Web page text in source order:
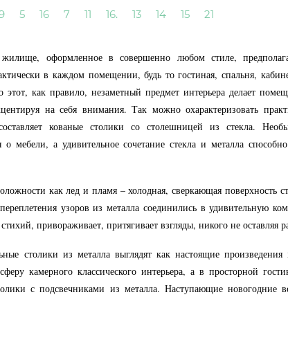
5 16 7 11 16. 13 14 15 21
оформленное в совершенно любом стиле,
в каждом помещении, будь то гостиная, спальня,
этот, как правило, незаметный предмет интерьера делает
на себя внимания. Так можно охарактеризовать
кованые столики со столешницей из стекла.
о мебели, а удивительное сочетание стекла и металла
как лед и пламя – холодная, сверкающая поверхность
узоров из металла соединились в удивительную
привораживает, притягивает взгляды, никого не
столики из металла выглядят как настоящие
камерного классического интерьера, а в просторной
с подсвечниками из металла. Наступающие новогодние